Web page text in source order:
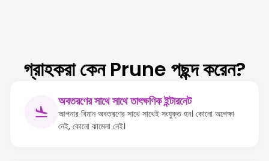
গ্রাহকরা কেন Prune পছন্দ করেন?
অবতরণের সাথে সাথে তাৎক্ষণিক ইন্টারনেট
আপনার বিমান অবতরণের সাথে সাথেই সংযুক্ত হন। কোনো অপেক্ষা
নেই, কোনো ঝামেলা নেই।